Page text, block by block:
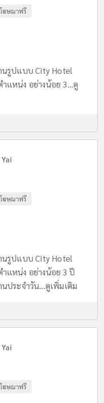
โฆษณาฟรี
นรูปแบบ City Hotel
แหน่ง อย่างน้อย 3...ดู
โฆษณาฟรี
นรูปแบบ City Hotel
แหน่ง อย่างน้อย 3 ปี
ประจำวัน...ดูเพิ่มเติม
โฆษณาฟรี